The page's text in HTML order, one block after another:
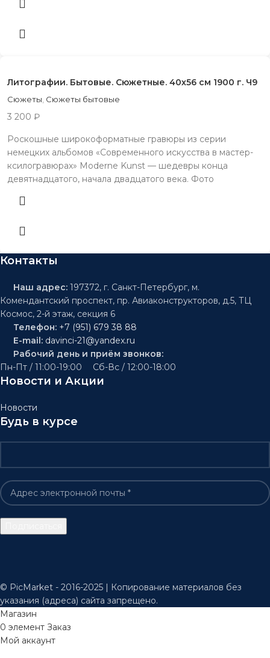
Литографии. Бытовые. Сюжетные. 40х56 см 1900 г. Ч9
Сюжеты Сюжеты бытовые
3 200 ₽
Роскошные широкоформатные гравюры из серии
немецких альбомов «Современного искусства в мастер-
ксилогравюрах» Moderne Kunst — шедевры конца
девятнадцатого, начала двадцатого века. Фото
Контакты
Наш адрес: 197372, г. Санкт-Петербург, м.
Комендантский проспект, пр. Авиаконструкторов, д.5, ТЦ
Космос, 2-й этаж, секция 6
Телефон: +7 (951) 679 38 88
E-mail: davinci-21@yandex.ru
Рабочий день и приём звонков:
Пн-Пт / 11:00-19:00 Сб-Вс / 12:00-18:00
Новости и Акции
Новости
Будь в курсе
© PicMarket - 2016-2025 | Копирование материалов без
указания (адреса) сайта запрещено.
Магазин
0 элемент Заказ
Мой аккаунт